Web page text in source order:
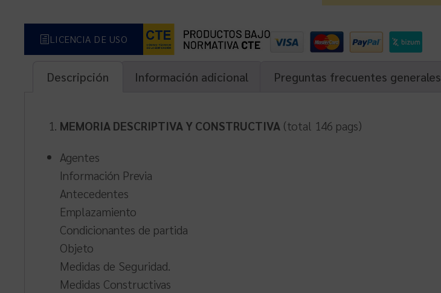
LICENCIA DE USO
Descripción Información adicional Preguntas frecuentes generales
MEMORIA DESCRIPTIVA Y CONSTRUCTIVA (total 146 pags)
Agentes
Información Previa
Antecedentes
Emplazamiento
Condicionantes de partida
Objeto
Medidas de Seguridad.
Medidas Constructivas